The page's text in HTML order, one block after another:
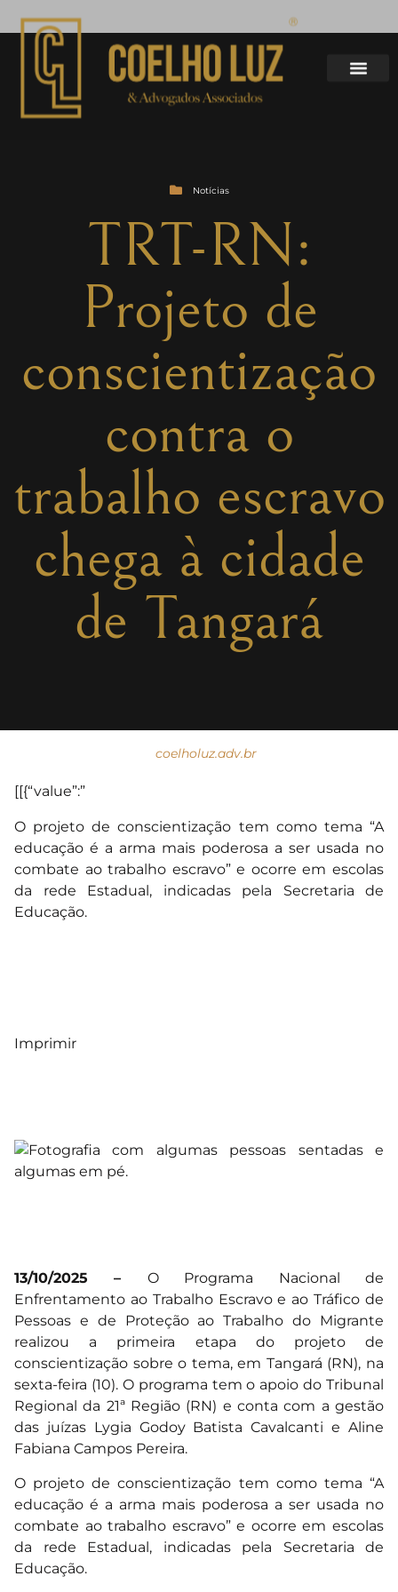
Notícias
TRT-RN:
Projeto de
conscientização
contra o
trabalho escravo
chega à cidade
de Tangará
coelholuz.adv.br
[[{“value”:”
O projeto de conscientização tem como tema “A
educação é a arma mais poderosa a ser usada no
combate ao trabalho escravo” e ocorre em escolas
da rede Estadual, indicadas pela Secretaria de
Educação.
Imprimir
13/10/2025 – O Programa Nacional de
Enfrentamento ao Trabalho Escravo e ao Tráfico de
Pessoas e de Proteção ao Trabalho do Migrante
realizou a primeira etapa do projeto de
conscientização sobre o tema, em Tangará (RN), na
sexta-feira (10). O programa tem o apoio do Tribunal
Regional da 21ª Região (RN) e conta com a gestão
das juízas Lygia Godoy Batista Cavalcanti e Aline
Fabiana Campos Pereira.
O projeto de conscientização tem como tema “A
educação é a arma mais poderosa a ser usada no
combate ao trabalho escravo” e ocorre em escolas
da rede Estadual, indicadas pela Secretaria de
Educação.